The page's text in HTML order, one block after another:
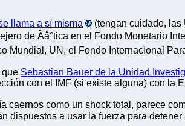
llama a sí misma
(tengan cuidado,
de Ãâ°tica en el Fondo Monetario
Mundial, UN, el Fondo Internacional
que Sebastian Bauer de la Unidad
con el IMF (si existe alguna) con la
caernos como un shock total, parece
dispuestos a usar la fuerza para